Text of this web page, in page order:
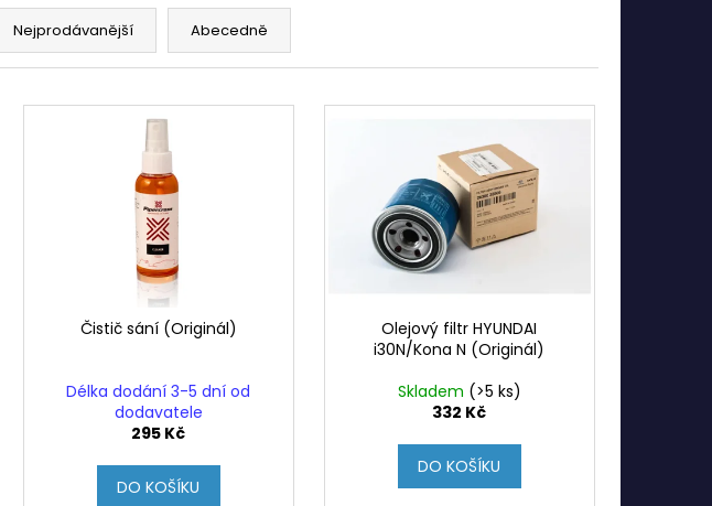
Nejprodávanější Abecedně
Čistič sání (Originál)
Délka dodání 3-5 dní od
dodavatele
295 Kč
DO KOŠÍKU
Olejový filtr HYUNDAI
i30N/Kona N (Originál)
Skladem (>5 ks)
332 Kč
DO KOŠÍKU